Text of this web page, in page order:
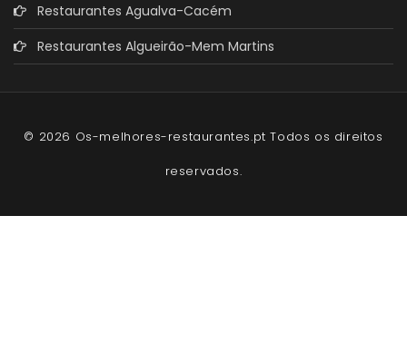
Restaurantes Agualva-Cacém
Restaurantes Algueirão-Mem Martins
© 2026 Os-melhores-restaurantes.pt Todos os direitos
reservados.